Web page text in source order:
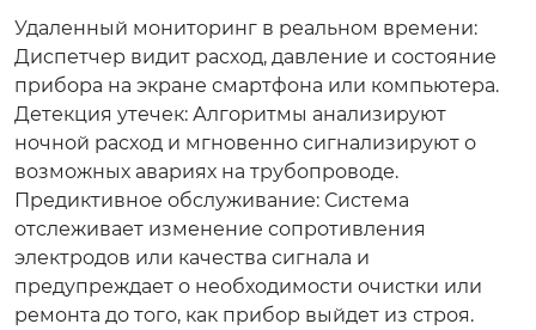
Удаленный мониторинг в реальном времени:
Диспетчер видит расход, давление и состояние
прибора на экране смартфона или компьютера.
Детекция утечек: Алгоритмы анализируют
ночной расход и мгновенно сигнализируют о
возможных авариях на трубопроводе.
Предиктивное обслуживание: Система
отслеживает изменение сопротивления
электродов или качества сигнала и
предупреждает о необходимости очистки или
ремонта до того, как прибор выйдет из строя.